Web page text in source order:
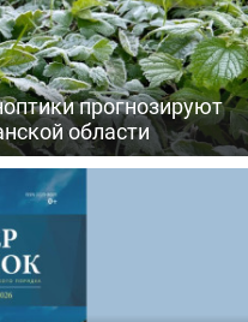
прогнозируют
области